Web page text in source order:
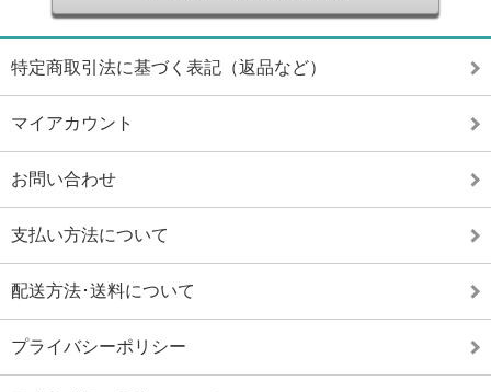
特定商取引法に基づく表記（返品など）
マイアカウント
お問い合わせ
支払い方法について
配送方法･送料について
プライバシーポリシー